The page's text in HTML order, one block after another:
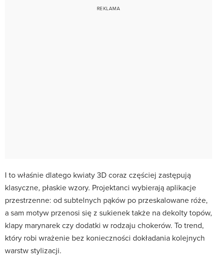
I to właśnie dlatego kwiaty 3D coraz częściej zastępują
klasyczne, płaskie wzory. Projektanci wybierają aplikacje
przestrzenne: od subtelnych pąków po przeskalowane róże,
a sam motyw przenosi się z sukienek także na dekolty topów,
klapy marynarek czy dodatki w rodzaju chokerów. To trend,
który robi wrażenie bez konieczności dokładania kolejnych
warstw stylizacji.